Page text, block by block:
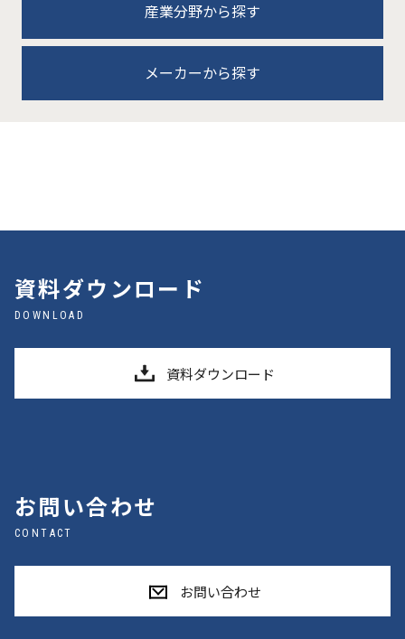
産業分野から探す
メーカーから探す
資料ダウンロード
DOWNLOAD
資料ダウンロード
お問い合わせ
CONTACT
お問い合わせ